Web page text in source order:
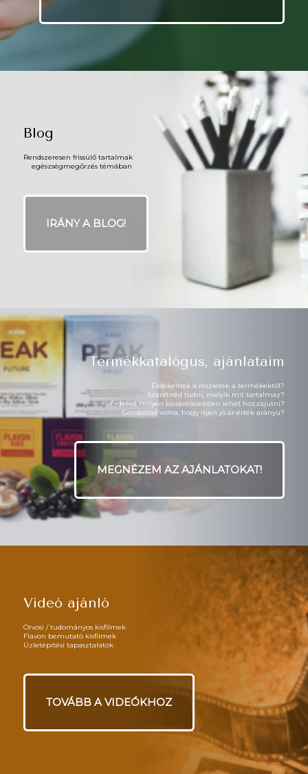
Blog
Rendszeresen frissülő tartalmak
egészségmegőrzés témában
IRÁNY A BLOG!
Termékkatalógus, ajánlataim
Érdekelnek a részletek a termékektől?
Szeretnéd tudni, melyik mit tartalmaz?
Érdekel, milyen kiszerelésekben lehet hozzájutni?
Gondoltad volna, hogy ilyen jó ár‑érték arányú?
MEGNÉZEM AZ AJÁNLATOKAT!
Videó ajánló
Orvosi / tudományos kisfilmek
Flavon bemutató kisfilmek
Üzletépítési tapasztalatok
TOVÁBB A VIDEÓKHOZ